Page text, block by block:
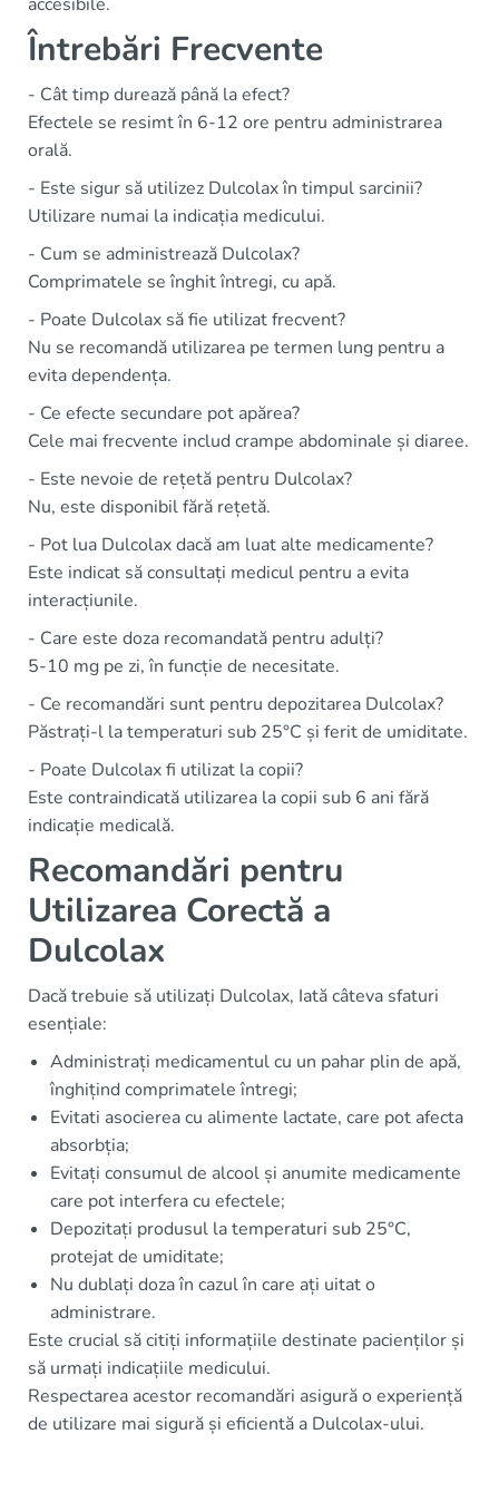
Întrebări Frecvente
- Cât timp durează până la efect?
Efectele se resimt în 6-12 ore pentru administrarea
orală.
- Este sigur să utilizez Dulcolax în timpul sarcinii?
Utilizare numai la indicația medicului.
- Cum se administrează Dulcolax?
Comprimatele se înghit întregi, cu apă.
- Poate Dulcolax să fie utilizat frecvent?
Nu se recomandă utilizarea pe termen lung pentru a
evita dependența.
- Ce efecte secundare pot apărea?
Cele mai frecvente includ crampe abdominale și diaree.
- Este nevoie de rețetă pentru Dulcolax?
Nu, este disponibil fără rețetă.
- Pot lua Dulcolax dacă am luat alte medicamente?
Este indicat să consultați medicul pentru a evita
interacțiunile.
- Care este doza recomandată pentru adulți?
5-10 mg pe zi, în funcție de necesitate.
- Ce recomandări sunt pentru depozitarea Dulcolax?
Păstrați-l la temperaturi sub 25°C și ferit de umiditate.
- Poate Dulcolax fi utilizat la copii?
Este contraindicată utilizarea la copii sub 6 ani fără
indicație medicală.
Recomandări pentru
Utilizarea Corectă a
Dulcolax
Dacă trebuie să utilizați Dulcolax, Iată câteva sfaturi
esențiale:
Administrați medicamentul cu un pahar plin de apă,
înghițind comprimatele întregi;
Evitati asocierea cu alimente lactate, care pot afecta
absorbția;
Evitați consumul de alcool și anumite medicamente
care pot interfera cu efectele;
Depozitați produsul la temperaturi sub 25°C,
protejat de umiditate;
Nu dublați doza în cazul în care ați uitat o
administrare.
Este crucial să citiți informațiile destinate pacienților și
să urmați indicațiile medicului.
Respectarea acestor recomandări asigură o experiență
de utilizare mai sigură și eficientă a Dulcolax-ului.